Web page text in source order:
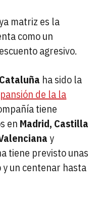
matriz es la
como un
agresivo.
Cataluña ha sido la
de la la
tiene
en Madrid, Castilla
y
tiene previsto unas
y un centenar hasta